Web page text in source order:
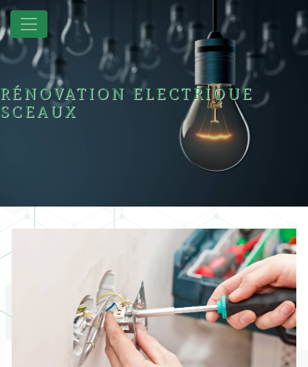
Panneau de gestion des cookies
RÉNOVATION ELECTRIQUE
SCEAUX